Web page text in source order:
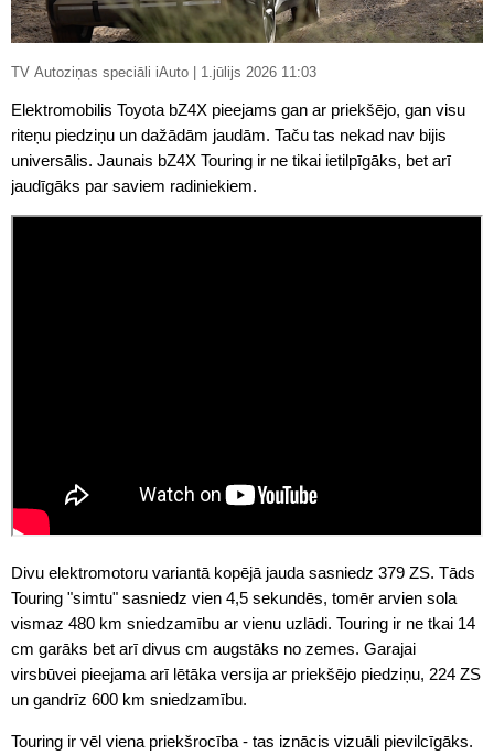
TV Autoziņas speciāli iAuto | 1.jūlijs 2026 11:03
Elektromobilis Toyota bZ4X pieejams gan ar priekšējo, gan visu
riteņu piedziņu un dažādām jaudām. Taču tas nekad nav bijis
universālis. Jaunais bZ4X Touring ir ne tikai ietilpīgāks, bet arī
jaudīgāks par saviem radiniekiem.
Divu elektromotoru variantā kopējā jauda sasniedz 379 ZS. Tāds
Touring "simtu" sasniedz vien 4,5 sekundēs, tomēr arvien sola
vismaz 480 km sniedzamību ar vienu uzlādi. Touring ir ne tkai 14
cm garāks bet arī divus cm augstāks no zemes. Garajai
virsbūvei pieejama arī lētāka versija ar priekšējo piedziņu, 224 ZS
un gandrīz 600 km sniedzamību.
Touring ir vēl viena priekšrocība - tas iznācis vizuāli pievilcīgāks.